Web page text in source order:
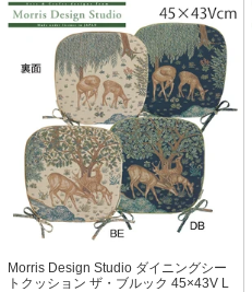
Morris Design Studio ダイニングシー
トクッション ザ・ブルック 45×43V L